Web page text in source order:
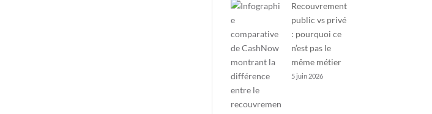
Recouvrement
public vs privé
: pourquoi ce
n’est pas le
même métier
5 juin 2026